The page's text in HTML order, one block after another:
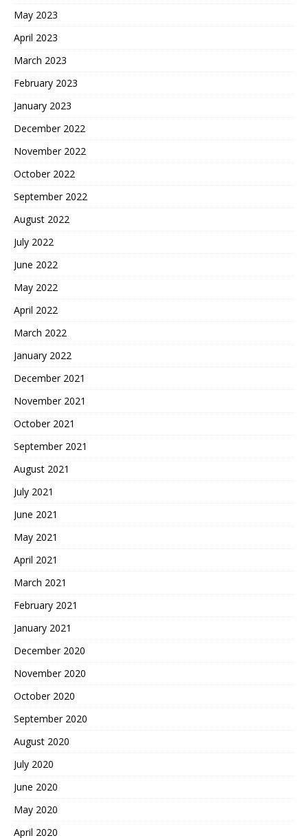
May 2023
April 2023
March 2023
February 2023
January 2023
December 2022
November 2022
October 2022
September 2022
August 2022
July 2022
June 2022
May 2022
April 2022
March 2022
January 2022
December 2021
November 2021
October 2021
September 2021
August 2021
July 2021
June 2021
May 2021
April 2021
March 2021
February 2021
January 2021
December 2020
November 2020
October 2020
September 2020
August 2020
July 2020
June 2020
May 2020
April 2020